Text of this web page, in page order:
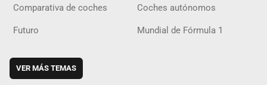
Comparativa de coches Coches autónomos
Futuro Mundial de Fórmula 1
VER MÁS TEMAS